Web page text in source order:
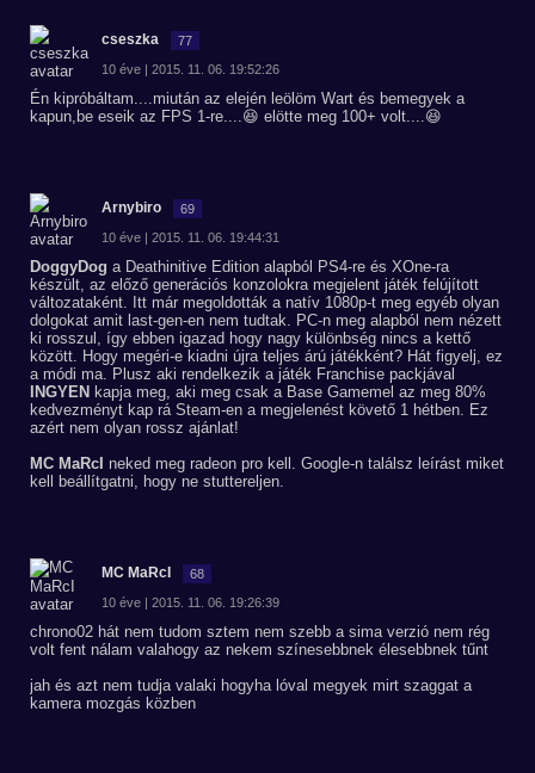
cseszka 77
10 éve | 2015. 11. 06. 19:52:26
Én kipróbáltam....miután az elején leölöm Wart és bemegyek a
kapun,be eseik az FPS 1-re....😆 elötte meg 100+ volt....😆
Arnybiro 69
10 éve | 2015. 11. 06. 19:44:31
DoggyDog a Deathinitive Edition alapból PS4-re és XOne-ra
készült, az előző generációs konzolokra megjelent játék felújított
változataként. Itt már megoldották a natív 1080p-t meg egyéb olyan
dolgokat amit last-gen-en nem tudtak. PC-n meg alapból nem nézett
ki rosszul, így ebben igazad hogy nagy különbség nincs a kettő
között. Hogy megéri-e kiadni újra teljes árú játékként? Hát figyelj, ez
a módi ma. Plusz aki rendelkezik a játék Franchise packjával
INGYEN kapja meg, aki meg csak a Base Gamemel az meg 80%
kedvezményt kap rá Steam-en a megjelenést követő 1 hétben. Ez
azért nem olyan rossz ajánlat!
MC MaRcI neked meg radeon pro kell. Google-n találsz leírást miket
kell beállítgatni, hogy ne stuttereljen.
MC MaRcI 68
10 éve | 2015. 11. 06. 19:26:39
chrono02 hát nem tudom sztem nem szebb a sima verzió nem rég
volt fent nálam valahogy az nekem színesebbnek élesebbnek tűnt
jah és azt nem tudja valaki hogyha lóval megyek mirt szaggat a
kamera mozgás közben